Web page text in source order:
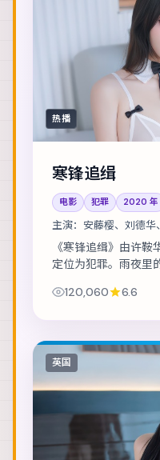
热播
寒锋追缉
电影 犯罪 2020 年
主演： 安藤樱、刘德华
《寒锋追缉》由许
定位为犯罪。雨夜里
绫野刚 等，表演层次
120,060 6.6
英国